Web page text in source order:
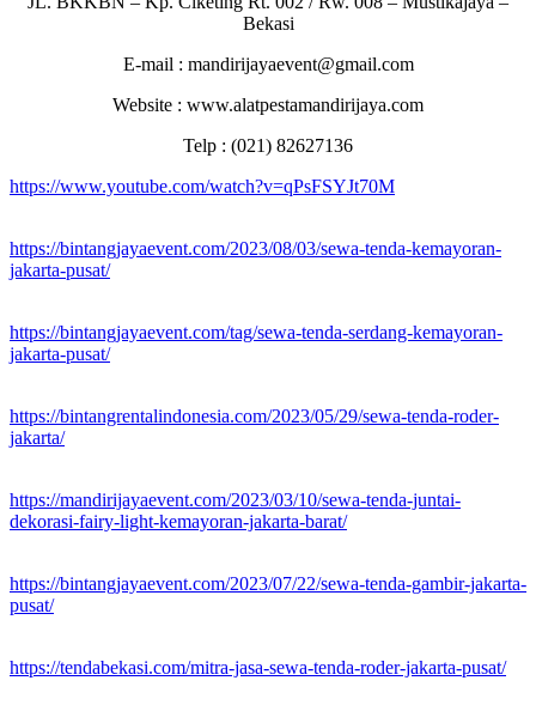
Bekasi
E-mail : mandirijayaevent@gmail.com
Website : www.alatpestamandirijaya.com
Telp : (021) 82627136
https://www.youtube.com/watch?v=qPsFSYJt70M
https://bintangjayaevent.com/2023/08/03/sewa-tenda-kemayoran-
jakarta-pusat/
https://bintangjayaevent.com/tag/sewa-tenda-serdang-kemayoran-
jakarta-pusat/
https://bintangrentalindonesia.com/2023/05/29/sewa-tenda-roder-
jakarta/
https://mandirijayaevent.com/2023/03/10/sewa-tenda-juntai-
dekorasi-fairy-light-kemayoran-jakarta-barat/
https://bintangjayaevent.com/2023/07/22/sewa-tenda-gambir-jakarta-
pusat/
https://tendabekasi.com/mitra-jasa-sewa-tenda-roder-jakarta-pusat/